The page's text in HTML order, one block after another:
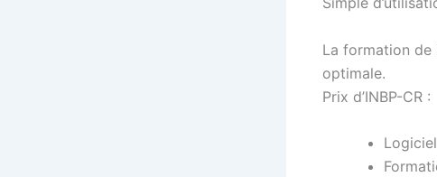
La formation de
optimale.
Prix d’INBP-CR :